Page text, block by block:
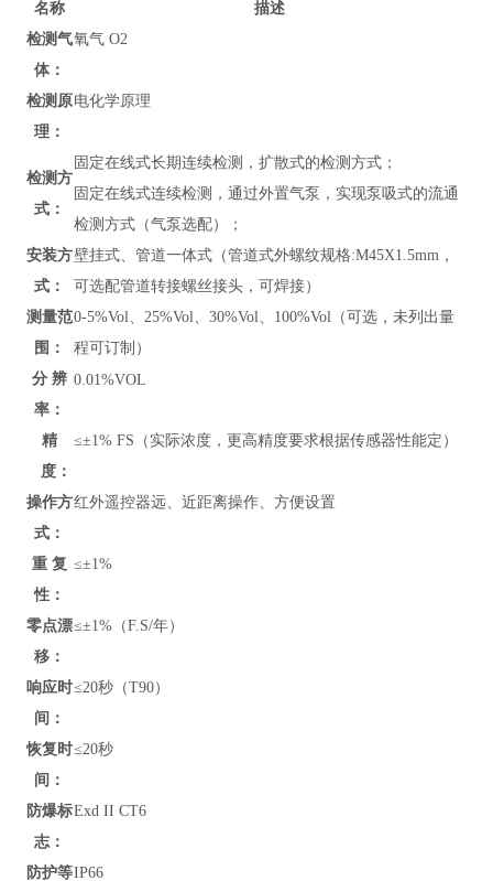
名称
描述
检测气
体：
氧气 O2
检测原
理：
电化学原理
检测方
式：
固定在线式长期连续检测，扩散式的检测方式；
固定在线式连续检测，通过外置气泵，实现泵吸式的流通
检测方式（气泵选配）；
安装方
式：
壁挂式、管道一体式（管道式外螺纹规格:M45X1.5mm，
可选配管道转接螺丝接头，可焊接）
测量范
围：
0-5%Vol 25%Vol、30%Vol、100%Vol
（可选，未列出量
程可订制）
分 辨
率：
0.01 %VOL
精
度：
≤±1% FS（实际浓度，更高精度要求根据传感器性能定）
操作方
式：
红外遥控器远、近距离操作、方便设置
重 复
性：
≤±1%
零点漂
移：
≤±1%（F.S/年）
响应时
间：
≤20秒（T90）
恢复时
间：
≤20秒
防爆标
志：
Exd II CT6
防护等IP66